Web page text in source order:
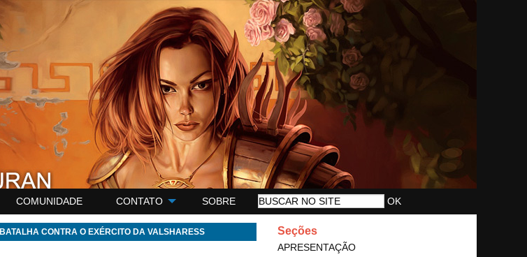
COMUNIDADE CONTATO SOBRE
BATALHA CONTRA O EXÉRCITO DA VALSHARESS Seções
APRESENTAÇÃO